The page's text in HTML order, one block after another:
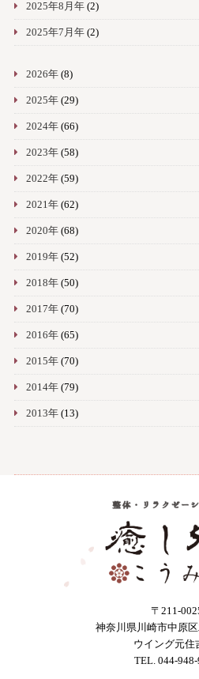
2025年8月年(2)
2025年7月年(2)
2026年(8)
2025年(29)
2024年(66)
2023年(58)
2022年(59)
2021年(62)
2020年(68)
2019年(52)
2018年(50)
2017年(70)
2016年(65)
2015年(70)
2014年(79)
2013年(13)
〒211-
神奈川県川崎市中原
ウイング元住
TEL. 044-948-